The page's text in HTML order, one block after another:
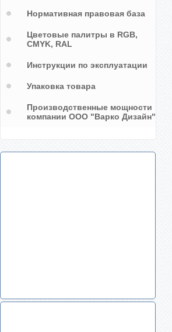
Нормативная правовая база
Цветовые палитры в RGB,
CMYK, RAL
Инструкции по эксплуатации
Упаковка товара
Производственные мощности
компании ООО "Варко Дизайн"